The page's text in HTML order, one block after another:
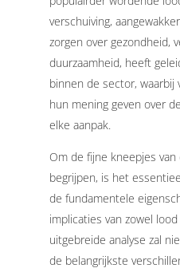
verschuiving,
zorgen over gezondheid,
duurzaamheid, heeft
binnen de sector,
hun mening geven over
elke aanpak.
Om de fijne kneepjes
begrijpen, is het
de fundamentele
implicaties van zowel
uitgebreide analyse zal
de belangrijkste